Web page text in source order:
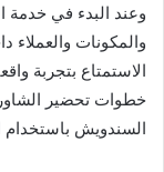
وعند البدء في خدمة
والمكونات
الاستمتاع بتجربة
خطوات تحضير
السندويش باستخدام